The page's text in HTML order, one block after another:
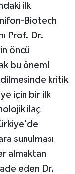
ilk
Biotech
Prof. Dr.
öncü
bu önemli
kritik
için bir ilk
ilaç
sunulması
almaktan
eden Dr.